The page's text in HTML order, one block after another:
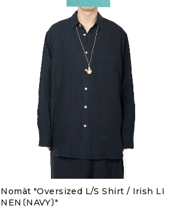
Nomàt "Oversized L/S Shirt / Irish LI
NEN〔NAVY〕"